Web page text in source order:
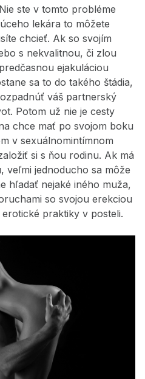
ste v tomto probléme
lekára to môžete
chcieť. Ak so svojím
s nekvalitnou, či zlou
ejakuláciou
sa to do takého štádia,
váš partnerský
Potom už nie je cesty
chce mať po svojom boku
v sexuálnomintímnom
si s ňou rodinu. Ak má
veľmi jednoducho sa môže
hľadať nejaké iného muža,
so svojou erekciou
praktiky v posteli.